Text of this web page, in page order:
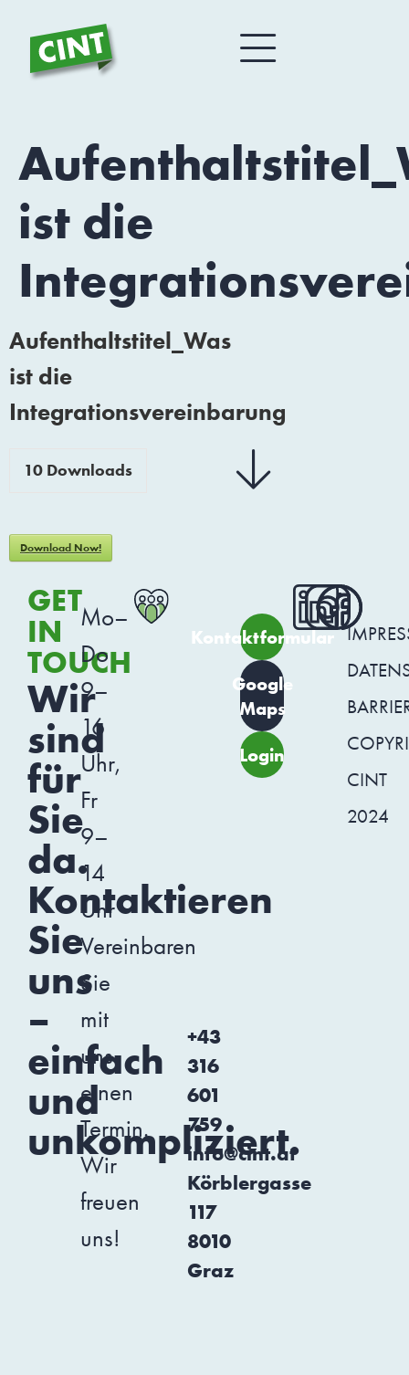
ist die
Aufenthaltstitel_Was
ist die
Integrationsvereinbarung
10 Downloads
Download Now!
GET
IN
TOUCH
Wir
sind
für
Sie
da.
Kontaktieren
Sie
uns
–
einfach
und
unkompliziert.
Mo–
Do
9–
16
Uhr,
Fr
9–
14
Uhr
Vereinbaren
Sie
mit
uns
einen
Termin.
Wir
freuen
uns!
Körblergasse
117
8010
Graz
+43
316
601
759
info@cint.at
Kontaktformular
Google
Maps
Login
CINT
2024